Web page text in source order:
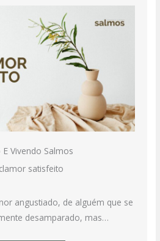
Vivendo Salmos
satisfeito
angustiado, de alguém que se
desamparado, mas…